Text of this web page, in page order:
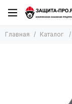
Главная Каталог